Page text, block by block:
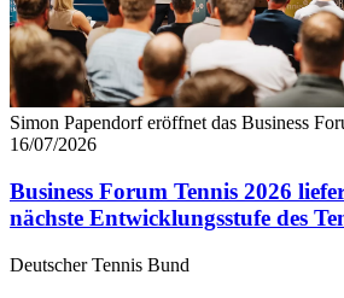
Simon Papendorf eröffnet das Business
16/07/2026
Business Forum Tennis 2026
nächste Entwicklungsstufe des
Deutscher Tennis Bund